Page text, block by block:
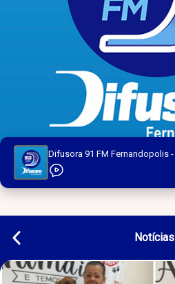
Difusora 91 FM Fernandopolis -
Notícias